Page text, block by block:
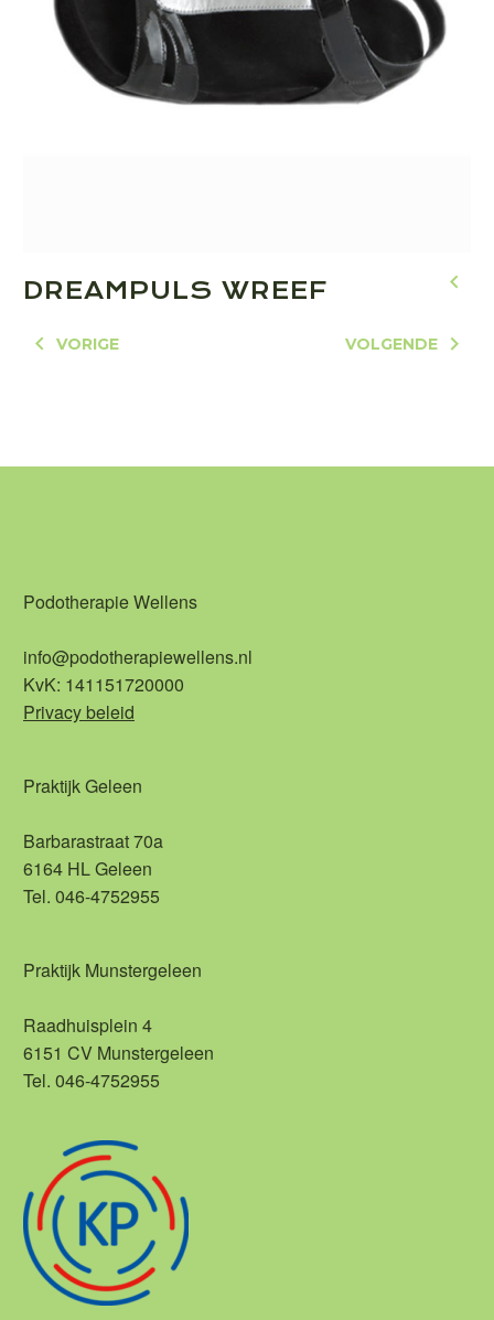
DREAMPULS WREEF
VORIGE VOLGENDE
Podotherapie Wellens
info@podotherapiewellens.nl
KvK: 141151720000
Privacy beleid
Praktijk Geleen
Barbarastraat 70a
6164 HL Geleen
Tel. 046-4752955
Praktijk Munstergeleen
Raadhuisplein 4
6151 CV Munstergeleen
Tel. 046-4752955